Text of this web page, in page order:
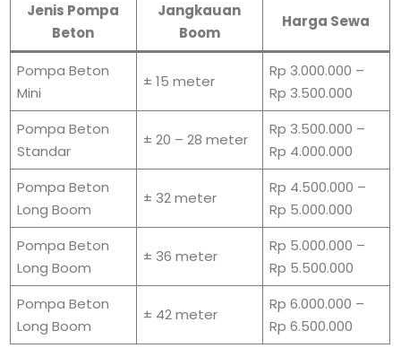
Jenis Pompa
Beton
Jangkauan
Boom
Harga Sewa
Pompa Beton
Mini
± 15 meter
Rp 3.000.000 –
Rp 3.500.000
Pompa Beton
Standar
± 20 – 28 meter
Rp 3.500.000 –
Rp 4.000.000
Pompa Beton
Long Boom
± 32 meter
Rp 4.500.000 –
Rp 5.000.000
Pompa Beton
Long Boom
± 36 meter
Rp 5.000.000 –
Rp 5.500.000
Pompa Beton
Long Boom
± 42 meter
Rp 6.000.000 –
Rp 6.500.000